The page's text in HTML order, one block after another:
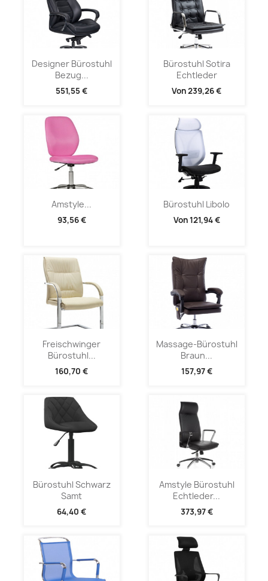
Designer Bürostuhl
Bezug...
551,55 €
Bürostuhl Sotira
Echtleder
Von239,26 €
Amstyle...
93,56 €
Bürostuhl Libolo
Von121,94 €
Freischwinger
Bürostuhl...
160,70 €
Massage-Bürostuhl
Braun...
157,97 €
Bürostuhl Schwarz
Samt
64,40 €
Amstyle Bürostuhl
Echtleder...
373,97 €